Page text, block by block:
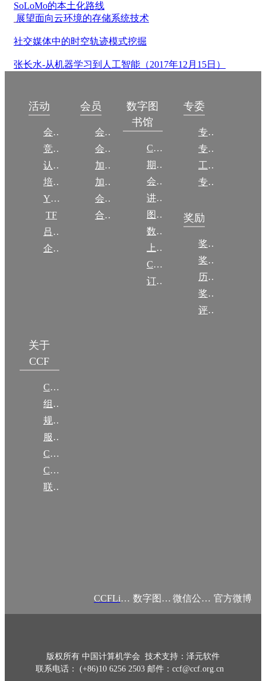
SoLoMo的本土化路线
展望面向云环境的存储系统技术
社交媒体中的时空轨迹模式挖掘
张长水-从机器学习到人工智能（2017年12月15日）
活动
会议
竞赛
认证
培训
YOCSEF
TF
吕梁振兴
企智会
会员
会员简介
会员权益
加入CCF
加入CCF
会员交费
合作伙伴
数字图
书馆
CCCF
期刊
会议
讲稿
图集
数图编审委员会
上传/发布作品
CCF DL Focus
订阅《计算》
专委
专委简介
专委条例
工作问答
专委名单
奖励
奖励动态
奖励目录
历年获奖名单
奖项推荐
评奖条例
关于
CCF
CCF简介
组织机构
规章
服务项目
CCF大事记
CCF创建60周年
联系我们
CCFLink APP 数字图书馆 微信公众号 官方微博
版权所有 中国计算机学会 技术支持：泽元软件
联系电话： (+86)10 6256 2503 邮件：ccf@ccf.org.cn